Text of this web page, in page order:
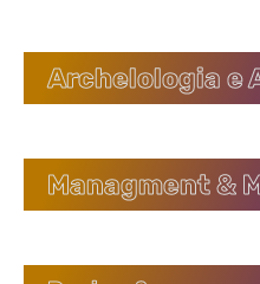
Archelologia e
Managment &